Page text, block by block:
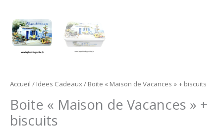
Accueil / Idees Cadeaux/ Boite « Maison de Vacances » + biscuits
Boite « Maison de Vacances » +
biscuits